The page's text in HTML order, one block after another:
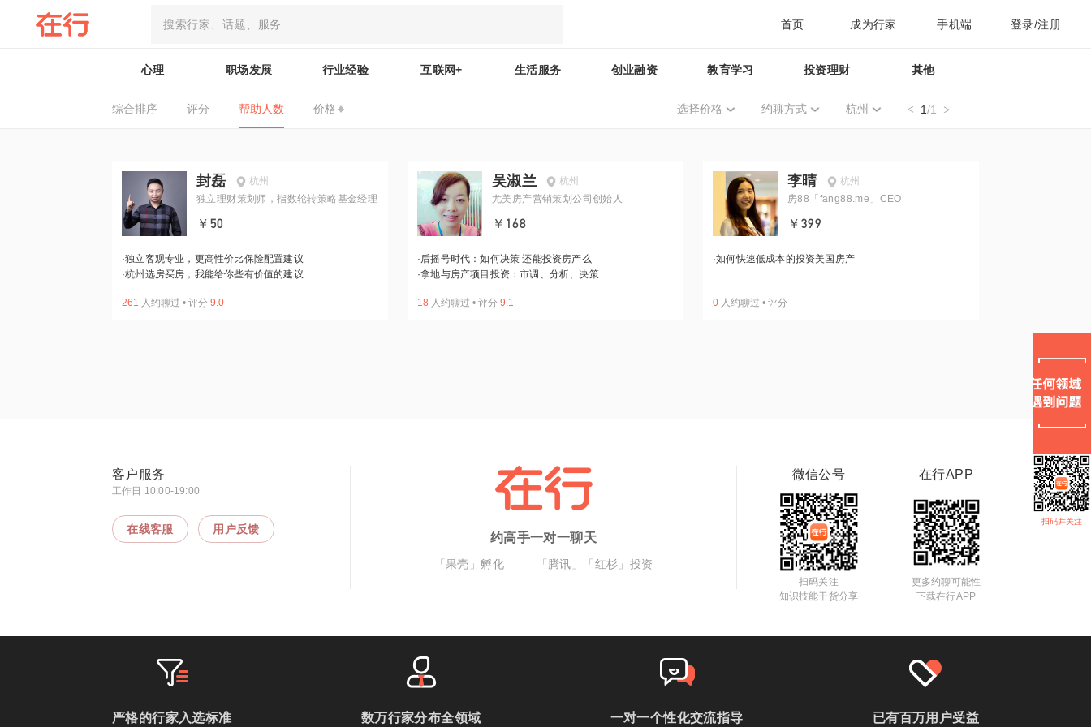
首页 成为行家 手机端 登录/注册
心理 职场发展 行业经验 互联网+ 生活服务 创业融资 教育学习 投资理财 其他
综合排序 评分 帮助人数 价格 选择价格 约聊方式 杭州 1/1
封磊
杭州
独立理财策划师，指数轮转策略基金经理
￥50
·独立客观专业，更高性价比保险配置建议
·杭州选房买房，我能给你些有价值的建议
261 人约聊过 • 评分 9.0
吴淑兰
杭州
尤美房产营销策划公司创始人
￥168
·后摇号时代：如何决策 还能投资房产么
·拿地与房产项目投资：市调、分析、决策
18 人约聊过 • 评分 9.1
李晴
杭州
房88「fang88.me」CEO
￥399
·如何快速低成本的投资美国房产
0 人约聊过 • 评分 -
扫码并关注
客户服务
工作日 10:00-19:00
在线客服 用户反馈
约高手一对一聊天
「果壳」孵化 「腾讯」「红杉」投资
微信公号
扫码关注
知识技能干货分享
在行APP
更多约聊可能性
下载在行APP
严格的行家入选标准 数万行家分布全领域 一对一个性化交流指导 已有百万用户受益